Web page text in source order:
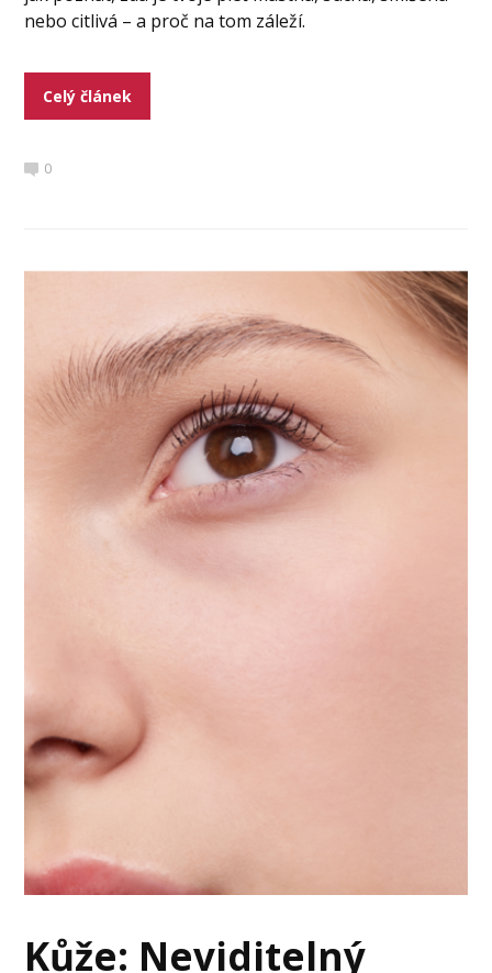
nebo citlivá – a proč na tom záleží.
Celý článek
0
Kůže: Neviditelný